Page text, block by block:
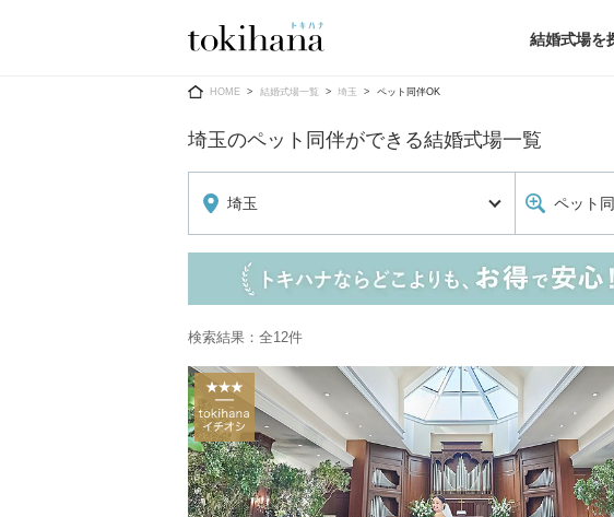
結婚式場を
Ring
婚約指輪
結婚指輪
Dress
ウエディングドレス
ウエディングドレス
（メーカー直
カラードレス （メーカー直送）
和装
メンズ
メンズ （メーカー直送）
小物
HOME 結婚式場一覧 埼玉 ペット同伴OK
埼玉のペット同伴ができる結婚式場一覧
埼玉 ペット
検索結果：全12件